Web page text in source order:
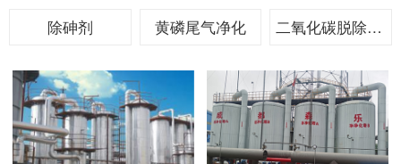
除砷剂 黄磷尾气净化 二氧化碳脱除回收技术